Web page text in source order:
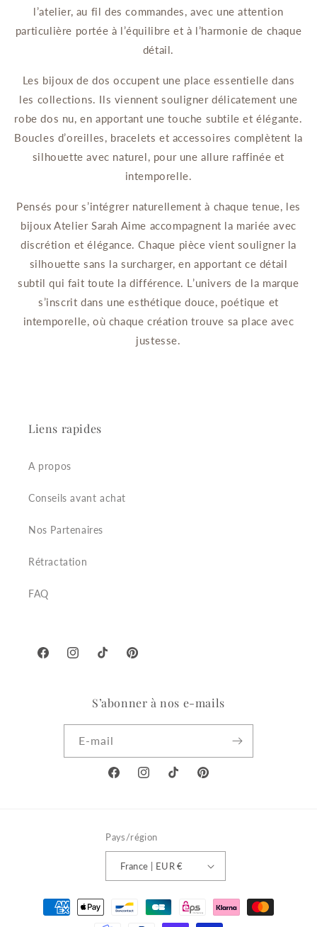
l’atelier, au fil des commandes, avec une attention
particulière portée à l’équilibre et à l’harmonie de chaque
détail.
Les bijoux de dos occupent une place essentielle dans
les collections. Ils viennent souligner délicatement une
robe dos nu, en apportant une touche subtile et élégante.
Boucles d’oreilles, bracelets et accessoires complètent la
silhouette avec naturel, pour une allure raffinée et
intemporelle.
Pensés pour s’intégrer naturellement à chaque tenue, les
bijoux Atelier Sarah Aime accompagnent la mariée avec
discrétion et élégance. Chaque pièce vient souligner la
silhouette sans la surcharger, en apportant ce détail
subtil qui fait toute la différence. L’univers de la marque
s’inscrit dans une esthétique douce, poétique et
intemporelle, où chaque création trouve sa place avec
justesse.
Liens rapides
A propos
Conseils avant achat
Nos Partenaires
Rétractation
FAQ
FacebookInstagramTikTok Pinterest
S’abonner à nos e-mails
E-mail
FacebookInstagramTikTok Pinterest
Pays/région
France | EUR €
Moyens